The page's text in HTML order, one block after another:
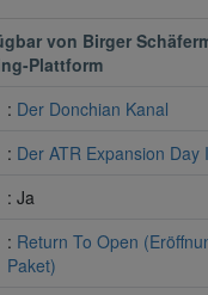
von Birger
Plattform
: Der Donchian Kanal
: Der ATR Expansion Day
: Ja
: Return To Open
Paket)